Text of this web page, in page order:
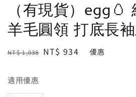
（有現貨）egg🥚
羊毛圓領 打底長
Regular
NT$ 1,038 Sale
NT$ 934 優惠
適用優惠